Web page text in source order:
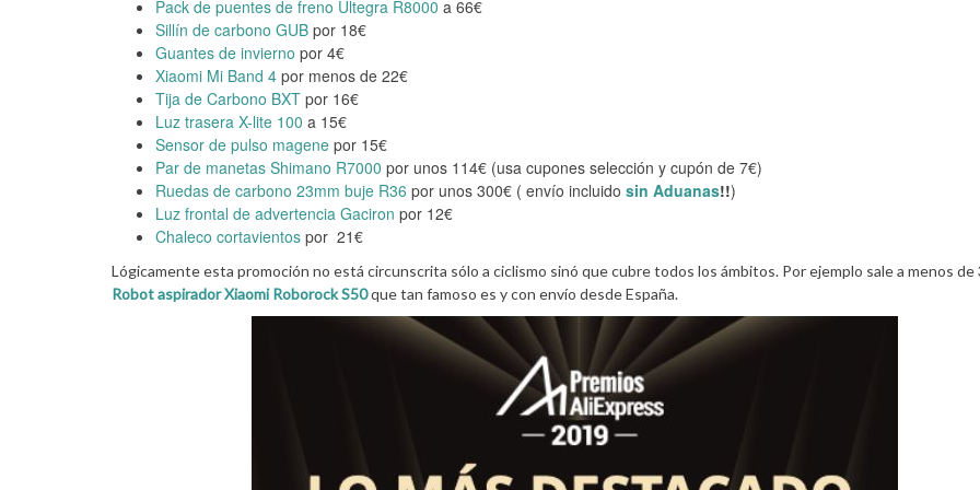
Pack de puentes de freno Ultegra R8000 a 66€
Sillín de carbono GUB por 18€
Guantes de invierno por 4€
Xiaomi Mi Band 4 por menos de 22€
Tija de Carbono BXT por 16€
Luz trasera X-lite 100 a 15€
Sensor de pulso magene por 15€
Par de manetas Shimano R7000 por unos 114€ (usa cupones selección y cupón de 7€)
Ruedas de carbono 23mm buje R36 por unos 300€ ( envío incluido sin Aduanas!!)
Luz frontal de advertencia Gaciron por 12€
Chaleco cortavientos por 21€
Lógicamente esta promoción no está circunscrita sólo a ciclismo sinó que cubre todos los ámbitos. Por ejemplo sale a menos de
Robot aspirador Xiaomi Roborock S50que tan famoso es y con envío desde España.